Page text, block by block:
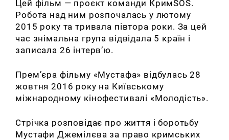
Цей фільм — проєкт команди КримSOS.
Робота над ним розпочалась у лютому
2015 року та тривала півтора роки. За цей
час знімальна група відвідала 5 країн і
записала 26 інтерв’ю.
Прем’єра фільму «Мустафа» відбулась 28
жовтня 2016 року на Київському
міжнародному кінофестивалі «Молодість».
Стрічка розповідає про життя і боротьбу
Мустафи Джемілєва за право кримських